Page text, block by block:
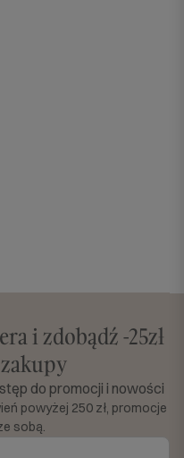
i zdobądź -25zł
do promocji i nowości
powyżej 250 zł, promocje
sobą.